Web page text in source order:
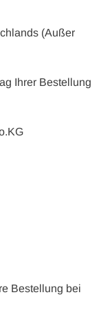
(Außer
Ihrer Bestellung
Bestellung bei